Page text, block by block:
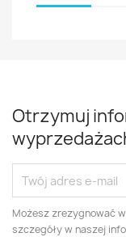
Otrzymuj
Możesz zrezygnować
szczegóły w naszej